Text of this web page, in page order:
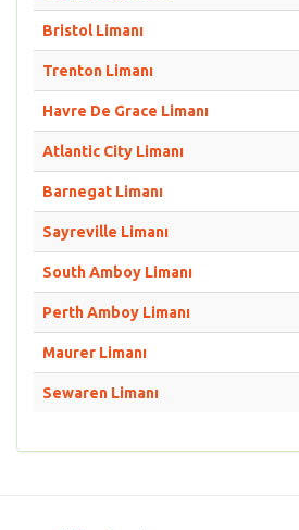
Bristol Limanı
Trenton Limanı
Havre De Grace Limanı
Atlantic City Limanı
Barnegat Limanı
Sayreville Limanı
South Amboy Limanı
Perth Amboy Limanı
Maurer Limanı
Sewaren Limanı